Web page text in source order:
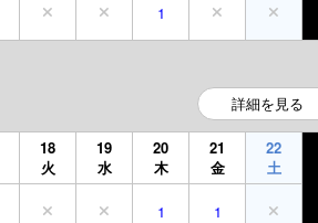
1
詳細を見る
18
火
19
水
20
木
21
金
22
土
1 1